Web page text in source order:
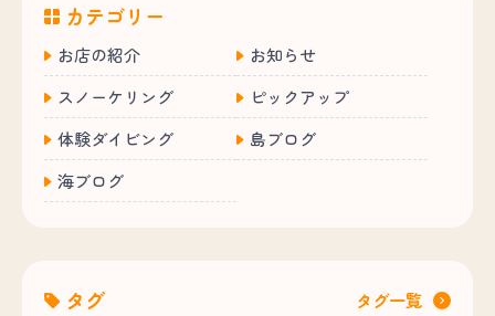
カテゴリー
お店の紹介
お知らせ
スノーケリング
ピックアップ
体験ダイビング
島ブログ
海ブログ
タグ タグ一覧